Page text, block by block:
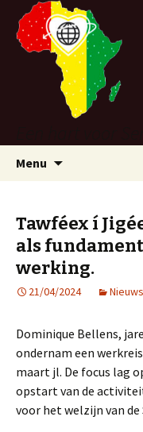
Menu
springen
Tawféex í
als
werking.
21/04/2024 Nieuws
Dominique Bellens,
ondernam een
maart jl. De focus lag
opstart van de
voor het welzijn van de